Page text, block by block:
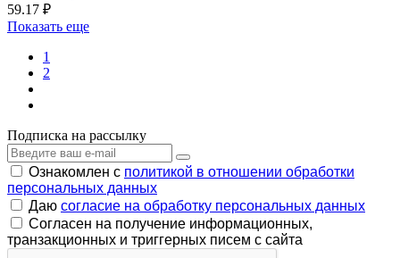
59.17 ₽
Показать еще
1
2
Подписка на рассылку
Ознакомлен с политикой в отношении обработки
персональных данных
Даю согласие на обработку персональных данных
Согласен на получение информационных,
транзакционных и триггерных писем с сайта